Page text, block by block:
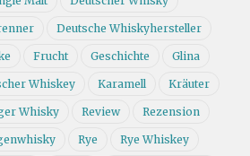
Deutsche Whiskyhersteller
Frucht Geschichte Glina
Whiskey Karamell Kräuter
Whisky Review Rezension
Rye Rye Whiskey